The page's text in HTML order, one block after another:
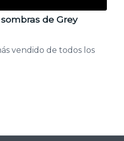
de Grey
vendido de todos los